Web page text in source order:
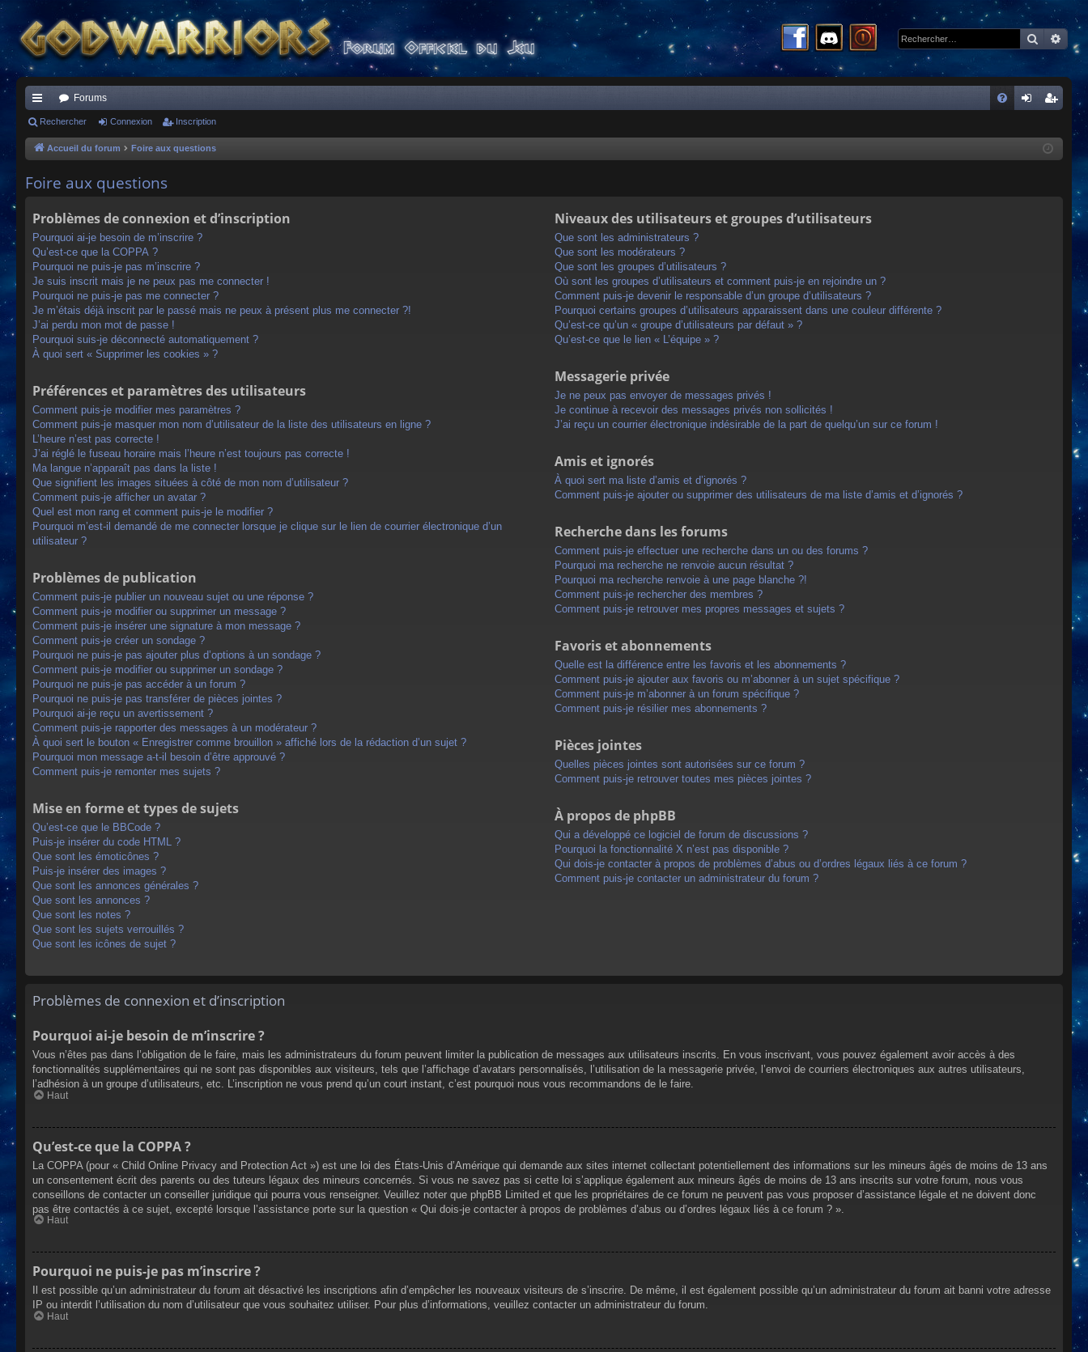
ac
co
s
Forums
cri
Rechercher Connexion Inscription
Accueil du forum Foire aux questions
Foire aux questions
Problèmes de connexion et d’inscription
Pourquoi ai-je besoin de m’inscrire ?
Qu’est-ce que la COPPA ?
Pourquoi ne puis-je pas m’inscrire ?
Je suis inscrit mais je ne peux pas me connecter !
Pourquoi ne puis-je pas me connecter ?
Je m’étais déjà inscrit par le passé mais ne peux à présent plus me connecter ?!
J’ai perdu mon mot de passe !
Pourquoi suis-je déconnecté automatiquement ?
À quoi sert « Supprimer les cookies » ?
Préférences et paramètres des utilisateurs
Comment puis-je modifier mes paramètres ?
Comment puis-je masquer mon nom d’utilisateur de la liste des utilisateurs en ligne ?
L’heure n’est pas correcte !
J’ai réglé le fuseau horaire mais l’heure n’est toujours pas correcte !
Ma langue n’apparaît pas dans la liste !
Que signifient les images situées à côté de mon nom d’utilisateur ?
Comment puis-je afficher un avatar ?
Quel est mon rang et comment puis-je le modifier ?
Pourquoi m’est-il demandé de me connecter lorsque je clique sur le lien de courrier électronique d’un
utilisateur ?
Problèmes de publication
Comment puis-je publier un nouveau sujet ou une réponse ?
Comment puis-je modifier ou supprimer un message ?
Comment puis-je insérer une signature à mon message ?
Comment puis-je créer un sondage ?
Pourquoi ne puis-je pas ajouter plus d’options à un sondage ?
Comment puis-je modifier ou supprimer un sondage ?
Pourquoi ne puis-je pas accéder à un forum ?
Pourquoi ne puis-je pas transférer de pièces jointes ?
Pourquoi ai-je reçu un avertissement ?
Comment puis-je rapporter des messages à un modérateur ?
À quoi sert le bouton « Enregistrer comme brouillon » affiché lors de la rédaction d’un sujet ?
Pourquoi mon message a-t-il besoin d’être approuvé ?
Comment puis-je remonter mes sujets ?
Mise en forme et types de sujets
Qu’est-ce que le BBCode ?
Puis-je insérer du code HTML ?
Que sont les émoticônes ?
Puis-je insérer des images ?
Que sont les annonces générales ?
Que sont les annonces ?
Que sont les notes ?
Que sont les sujets verrouillés ?
Que sont les icônes de sujet ?
Niveaux des utilisateurs et groupes d’utilisateurs
Que sont les administrateurs ?
Que sont les modérateurs ?
Que sont les groupes d’utilisateurs ?
Où sont les groupes d’utilisateurs et comment puis-je en rejoindre un ?
Comment puis-je devenir le responsable d’un groupe d’utilisateurs ?
Pourquoi certains groupes d’utilisateurs apparaissent dans une couleur différente ?
Qu’est-ce qu’un « groupe d’utilisateurs par défaut » ?
Qu’est-ce que le lien « L’équipe » ?
Messagerie privée
Je ne peux pas envoyer de messages privés !
Je continue à recevoir des messages privés non sollicités !
J’ai reçu un courrier électronique indésirable de la part de quelqu’un sur ce forum !
Amis et ignorés
À quoi sert ma liste d’amis et d’ignorés ?
Comment puis-je ajouter ou supprimer des utilisateurs de ma liste d’amis et d’ignorés ?
Recherche dans les forums
Comment puis-je effectuer une recherche dans un ou des forums ?
Pourquoi ma recherche ne renvoie aucun résultat ?
Pourquoi ma recherche renvoie à une page blanche ?!
Comment puis-je rechercher des membres ?
Comment puis-je retrouver mes propres messages et sujets ?
Favoris et abonnements
Quelle est la différence entre les favoris et les abonnements ?
Comment puis-je ajouter aux favoris ou m’abonner à un sujet spécifique ?
Comment puis-je m’abonner à un forum spécifique ?
Comment puis-je résilier mes abonnements ?
Pièces jointes
Quelles pièces jointes sont autorisées sur ce forum ?
Comment puis-je retrouver toutes mes pièces jointes ?
À propos de phpBB
Qui a développé ce logiciel de forum de discussions ?
Pourquoi la fonctionnalité X n’est pas disponible ?
Qui dois-je contacter à propos de problèmes d’abus ou d’ordres légaux liés à ce forum ?
Comment puis-je contacter un administrateur du forum ?
Problèmes de connexion et d’inscription
Pourquoi ai-je besoin de m’inscrire ?
Vous n’êtes pas dans l’obligation de le faire, mais les administrateurs du forum peuvent limiter la publication de messages aux utilisateurs inscrits. En vous inscrivant, vous pouvez également avoir accès à des
fonctionnalités supplémentaires qui ne sont pas disponibles aux visiteurs, tels que l’affichage d’avatars personnalisés, l’utilisation de la messagerie privée, l’envoi de courriers électroniques aux autres utilisateurs,
l’adhésion à un groupe d’utilisateurs, etc. L’inscription ne vous prend qu’un court instant, c’est pourquoi nous vous recommandons de le faire.
Haut
Qu’est-ce que la COPPA ?
La COPPA (pour « Child Online Privacy and Protection Act ») est une loi des États-Unis d’Amérique qui demande aux sites internet collectant potentiellement des informations sur les mineurs âgés de moins de 13 ans
un consentement écrit des parents ou des tuteurs légaux des mineurs concernés. Si vous ne savez pas si cette loi s’applique également aux mineurs âgés de moins de 13 ans inscrits sur votre forum, nous vous
conseillons de contacter un conseiller juridique qui pourra vous renseigner. Veuillez noter que phpBB Limited et que les propriétaires de ce forum ne peuvent pas vous proposer d’assistance légale et ne doivent donc
pas être contactés à ce sujet, excepté lorsque l’assistance porte sur la question « Qui dois-je contacter à propos de problèmes d’abus ou d’ordres légaux liés à ce forum ? ».
Haut
Pourquoi ne puis-je pas m’inscrire ?
Il est possible qu’un administrateur du forum ait désactivé les inscriptions afin d’empêcher les nouveaux visiteurs de s’inscrire. De même, il est également possible qu’un administrateur du forum ait banni votre adresse
IP ou interdit l’utilisation du nom d’utilisateur que vous souhaitez utiliser. Pour plus d’informations, veuillez contacter un administrateur du forum.
Haut